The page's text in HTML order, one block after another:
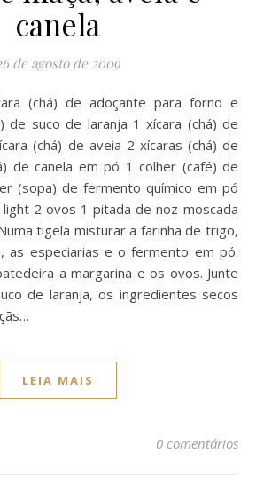
canela
de agosto de 2009
de suco de laranja 1 xícara (chá) de
(chá) de aveia 2 xícaras (chá) de
de canela em pó 1 colher (café) de
(sopa) de fermento químico em pó
2 ovos 1 pitada de noz-moscada
tigela misturar a farinha de trigo,
as especiarias e o fermento em pó.
a margarina e os ovos. Junte
de laranja, os ingredientes secos
LEIA MAIS
0 comentários